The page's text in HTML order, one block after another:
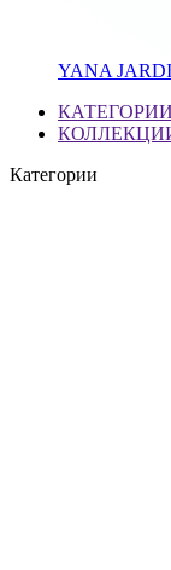
YANA
КАТЕГОРИИ
Категории